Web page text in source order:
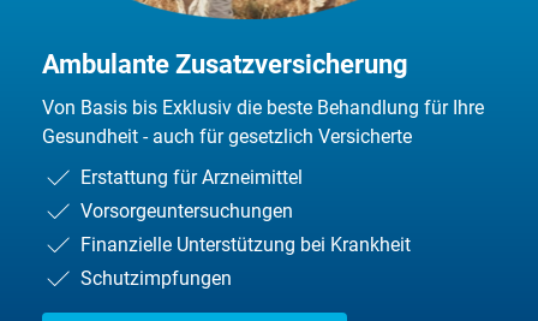
Ambulante Zusatzversicherung
Von Basis bis Exklusiv die beste Behandlung für Ihre
Gesundheit - auch für gesetzlich Versicherte
Erstattung für Arzneimittel
Vorsorgeuntersuchungen
Finanzielle Unterstützung bei Krankheit
Schutzimpfungen